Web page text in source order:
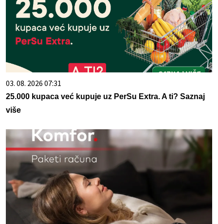
03. 08. 2026 07:31
25.000 kupaca već kupuje uz PerSu Extra. A ti? Saznaj
više